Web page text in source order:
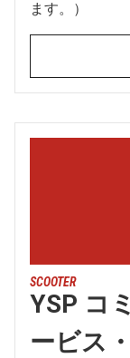
ます。）
SCOOTER
YSP コ
ービス